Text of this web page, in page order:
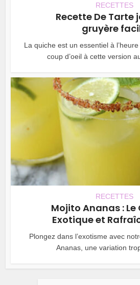
RECETTES
Recette De Tarte
gruyère
La quiche est un essentiel à
coup d’oeil à cette version
RECETTES
Mojito Ananas :
Exotique et
Plongez dans l’exotisme avec
Ananas, une variation